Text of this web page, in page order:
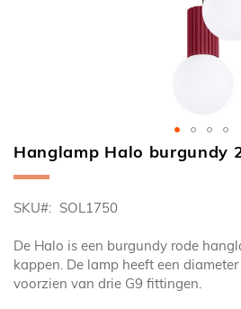
Ga
naar
begin
de
afbeeldingen-
gallerij
Hanglamp Halo burgundy
SKU SOL1750
De Halo is een burgundy rode
kappen. De lamp heeft een
voorzien van drie G9 fittingen.